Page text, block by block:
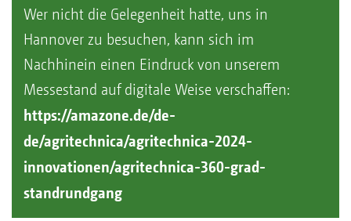
Wer nicht die Gelegenheit hatte, uns in
Hannover zu besuchen, kann sich im
Nachhinein einen Eindruck von unserem
Messestand auf digitale Weise verschaffen:
https://amazone.de/de-
de/agritechnica/agritechnica-2024-
innovationen/agritechnica-360-grad-
standrundgang